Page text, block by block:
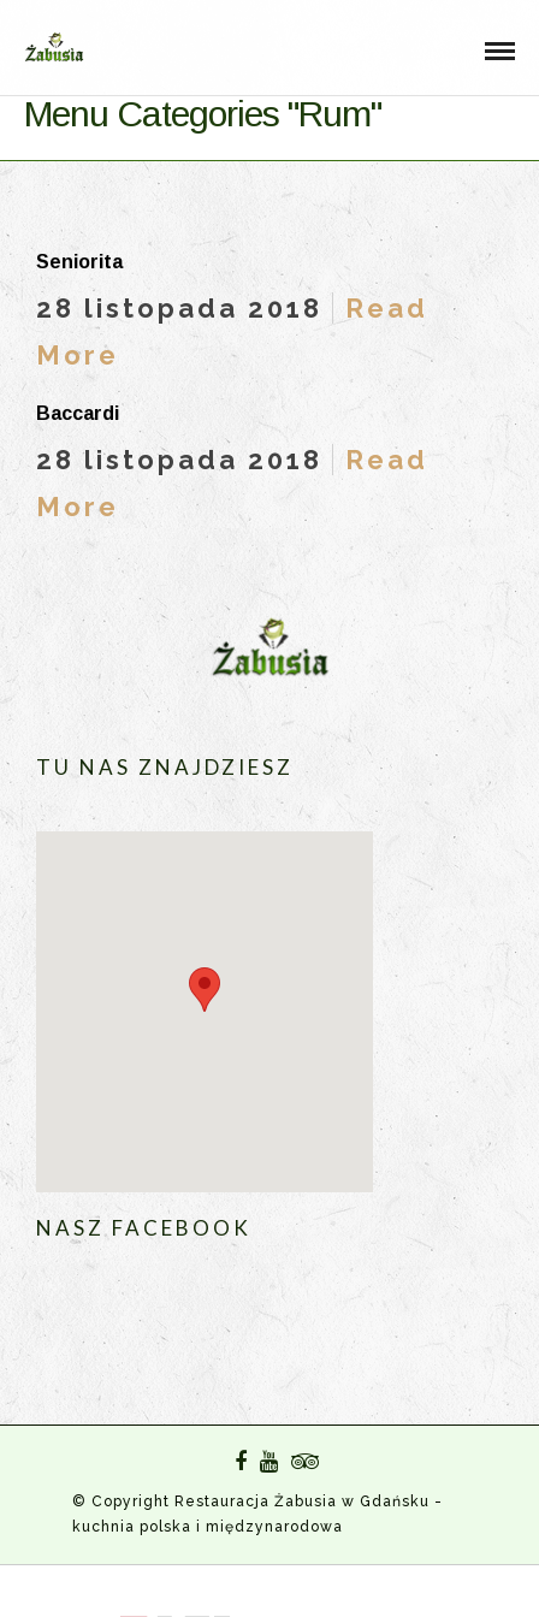
Menu Categories "Rum"
Seniorita
28 listopada 2018
Read
More
Baccardi
28 listopada 2018
Read
More
TU NAS ZNAJDZIESZ
NASZ FACEBOOK
© Copyright Restauracja Żabusia w Gdańsku -
kuchnia polska i międzynarodowa